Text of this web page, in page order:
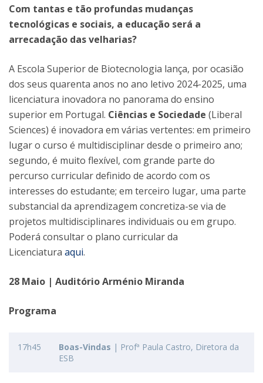
Com tantas e tão profundas mudanças
tecnológicas e sociais, a educação será a
arrecadação das velharias?
A Escola Superior de Biotecnologia lança, por ocasião
dos seus quarenta anos no ano letivo 2024-2025, uma
licenciatura inovadora no panorama do ensino
superior em Portugal. Ciências e Sociedade (Liberal
Sciences) é inovadora em várias vertentes: em primeiro
lugar o curso é multidisciplinar desde o primeiro ano;
segundo, é muito flexível, com grande parte do
percurso curricular definido de acordo com os
interesses do estudante; em terceiro lugar, uma parte
substancial da aprendizagem concretiza-se via de
projetos multidisciplinares individuais ou em grupo.
Poderá consultar o plano curricular da
Licenciatura aqui.
28 Maio | Auditório Arménio Miranda
Programa
17h45 Boas-Vindas | Profª Paula Castro, Diretora da
ESB